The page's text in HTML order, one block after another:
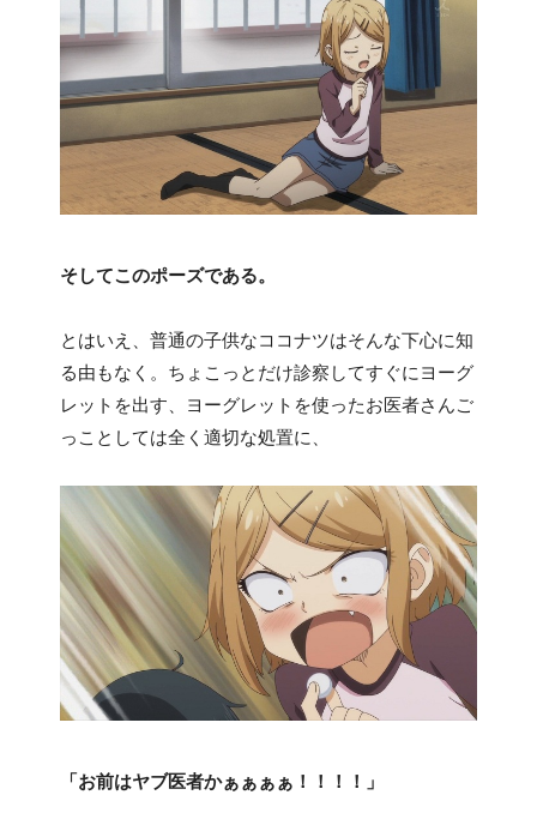
そしてこのポーズである。
とはいえ、普通の子供なココナツはそんな下心に知
る由もなく。ちょこっとだけ診察してすぐにヨーグ
レットを出す、ヨーグレットを使ったお医者さんご
っことしては全く適切な処置に、
「お前はヤブ医者かぁぁぁぁ！！！！」